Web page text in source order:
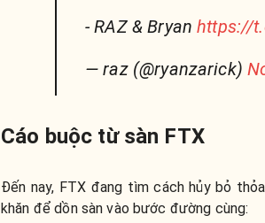
- RAZ & Bryanhttps://
— raz (@ryanzarick)
Cáo buộc từ sàn FTX
Đến nay, FTX đang tìm cách hủy bỏ
khăn để dồn sàn vào bước đường cùng: